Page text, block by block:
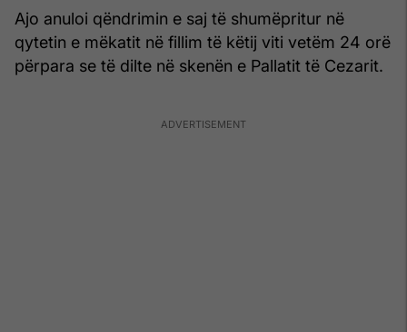
Ajo anuloi qëndrimin e saj të shumëpritur në
qytetin e mëkatit në fillim të këtij viti vetëm 24 orë
përpara se të dilte në skenën e Pallatit të Cezarit.